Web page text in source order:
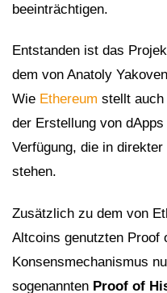
beeinträchtigen.
Entstanden ist das
dem von Anatoly
Wie Ethereum stellt auch
der Erstellung von dApps
Verfügung, die in
stehen.
Zusätzlich zu dem von
Altcoins genutzten Proof
Konsensmechanismus
sogenannten Proof of